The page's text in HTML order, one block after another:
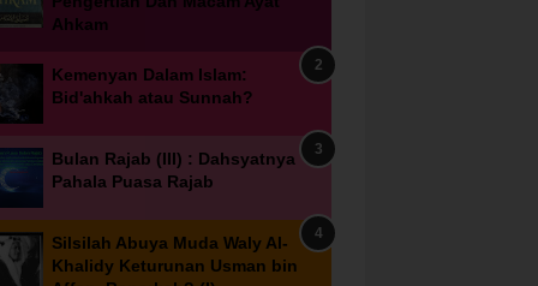
Ahkam
Kemenyan Dalam Islam:
Bid'ahkah atau Sunnah?
Bulan Rajab (III) : Dahsyatnya
Pahala Puasa Rajab
Silsilah Abuya Muda Waly Al-
Khalidy Keturunan Usman bin